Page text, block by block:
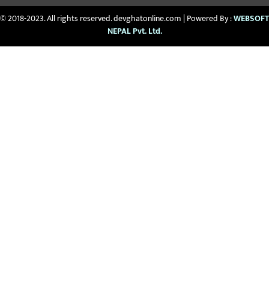
© 2018-2023. All rights reserved. devghatonline.com | Powered By :WEBSOFT
NEPAL Pvt. Ltd.